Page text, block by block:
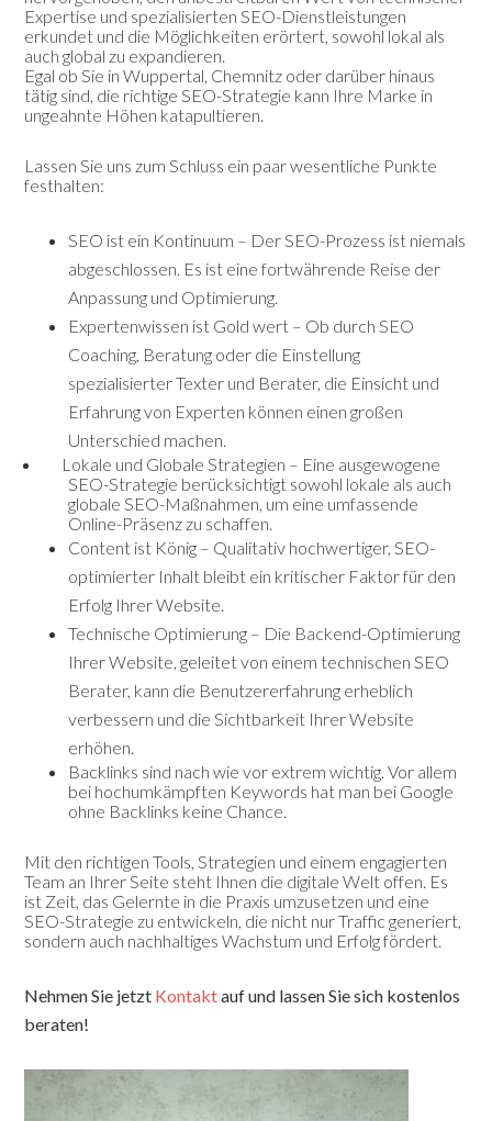
Expertise und spezialisierten SEO-Dienstleistungen
erkundet und die Möglichkeiten erörtert, sowohl lokal als
auch global zu expandieren.
Egal ob Sie in Wuppertal, Chemnitz oder darüber hinaus
tätig sind, die richtige SEO-Strategie kann Ihre Marke in
ungeahnte Höhen katapultieren.
Lassen Sie uns zum Schluss ein paar wesentliche Punkte
festhalten:
SEO ist ein Kontinuum – Der SEO-Prozess ist niemals
abgeschlossen. Es ist eine fortwährende Reise der
Anpassung und Optimierung.
Expertenwissen ist Gold wert – Ob durch SEO
Coaching, Beratung oder die Einstellung
spezialisierter Texter und Berater, die Einsicht und
Erfahrung von Experten können einen großen
Unterschied machen.
Lokale und Globale Strategien – Eine ausgewogene
SEO-Strategie berücksichtigt sowohl lokale als auch
globale SEO-Maßnahmen, um eine umfassende
Online-Präsenz zu schaffen.
Content ist König – Qualitativ hochwertiger, SEO-
optimierter Inhalt bleibt ein kritischer Faktor für den
Erfolg Ihrer Website.
Technische Optimierung – Die Backend-Optimierung
Ihrer Website, geleitet von einem technischen SEO
Berater, kann die Benutzererfahrung erheblich
verbessern und die Sichtbarkeit Ihrer Website
erhöhen.
Backlinks sind nach wie vor extrem wichtig. Vor allem
bei hochumkämpften Keywords hat man bei Google
ohne Backlinks keine Chance.
Mit den richtigen Tools, Strategien und einem engagierten
Team an Ihrer Seite steht Ihnen die digitale Welt offen. Es
ist Zeit, das Gelernte in die Praxis umzusetzen und eine
SEO-Strategie zu entwickeln, die nicht nur Traffic generiert,
sondern auch nachhaltiges Wachstum und Erfolg fördert.
Nehmen Sie jetzt Kontaktauf und lassen Sie sich kostenlos
beraten!